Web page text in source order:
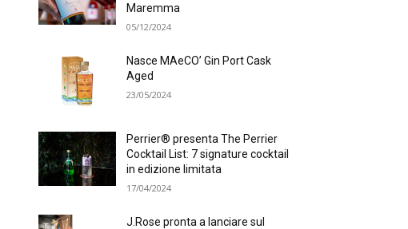
Maremma
05/12/2024
Nasce MAeCO’ Gin Port Cask
Aged
23/05/2024
Perrier® presenta The Perrier
Cocktail List: 7 signature cocktail
in edizione limitata
17/04/2024
J.Rose pronta a lanciare sul